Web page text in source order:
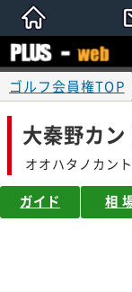
ゴルフ会員権TOP
大秦野カ
オオハタノカン
ガイド 相